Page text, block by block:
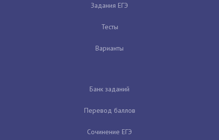
Задания ЕГЭ
Тесты
Варианты
Банк заданий
Перевод баллов
Сочинение ЕГЭ